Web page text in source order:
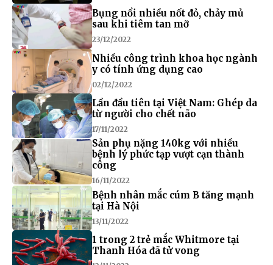
Bụng nổi nhiều nốt đỏ, chảy mủ
sau khi tiêm tan mỡ
23/12/2022
Nhiều công trình khoa học ngành
y có tính ứng dụng cao
02/12/2022
Lần đầu tiên tại Việt Nam: Ghép da
từ người cho chết não
17/11/2022
Sản phụ nặng 140kg với nhiều
bệnh lý phức tạp vượt cạn thành
công
16/11/2022
Bệnh nhân mắc cúm B tăng mạnh
tại Hà Nội
13/11/2022
1 trong 2 trẻ mắc Whitmore tại
Thanh Hóa đã tử vong